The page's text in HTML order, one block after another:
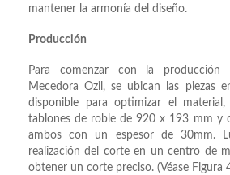
mantener la armonía del diseño.
Producción
Para comenzar con la
Mecedora Ozil, se ubican las piezas
disponible para optimizar el
tablones de roble de 920 x 193 mm y
ambos con un espesor de 30mm.
realización del corte en un centro de
obtener un corte preciso. (Véase Figura